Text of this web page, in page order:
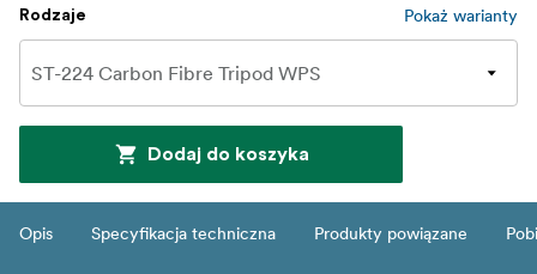
Rodzaje Pokaż warianty
Dodaj do koszyka
Opis Specyfikacja techniczna Produkty powiązane